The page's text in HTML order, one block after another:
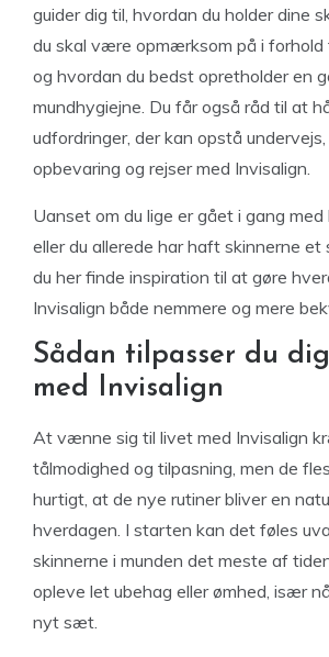
guider dig til, hvordan du holder dine
du skal være opmærksom på i forhold
og hvordan du bedst opretholder en
mundhygiejne. Du får også råd til at
udfordringer, der kan opstå
opbevaring og rejser med Invisalign.
Uanset om du lige er gået i gang med
eller du allerede har haft skinnerne et
du her finde inspiration til at gøre
Invisalign både nemmere og mere
Sådan tilpasser du
med Invisalign
At vænne sig til livet med Invisalign
tålmodighed og tilpasning, men de
hurtigt, at de nye rutiner bliver en
hverdagen. I starten kan det føles
skinnerne i munden det meste af
opleve let ubehag eller ømhed, især
nyt sæt.